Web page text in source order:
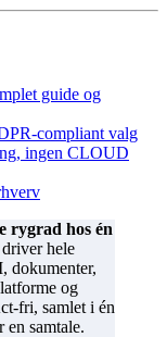
guide og
compliant valg
ingen CLOUD
rygrad hos én
hele
dokumenter,
og
fri, samlet i én
en samtale.